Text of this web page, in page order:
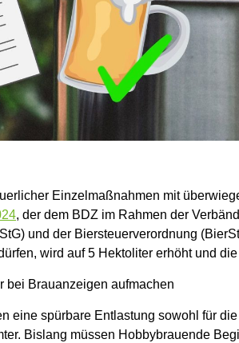
Einzelmaßnahmen mit
, der dem BDZ im Rahmen der
und der Biersteuerverordnung
wird auf 5 Hektoliter erhöht und
bei Brauanzeigen aufmachen
eine spürbare Entlastung sowohl für
Bislang müssen Hobbybrauende